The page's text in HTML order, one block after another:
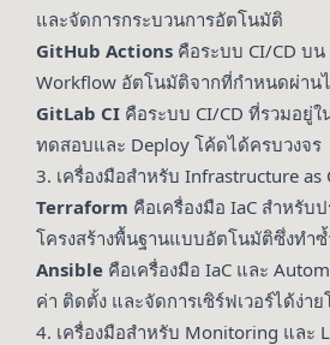
และจัดการกระบวนการอัตโนมัติ
GitHub Actions คือระบบ CI/CD บ
Workflow อัตโนมัติจากที่กำหนดผ่าน
GitLab CI คือระบบ CI/CD ที่รวมอยู่
ทดสอบและ Deploy โค้ดได้ครบวงจร
3. เครื่องมือสำหรับ Infrastructure as
Terraform คือเครื่องมือ IaC สำหรับ
โครงสร้างพื้นฐานแบบอัตโนมัติซึ่งทำ
Ansible คือเครื่องมือ IaC และ
ค่า ติดตั้ง และจัดการเซิร์ฟเวอร์ได้ง่า
4. เครื่องมือสำหรับ Monitoring และ